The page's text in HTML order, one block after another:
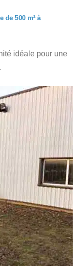
de 500 m² à
idéale pour une